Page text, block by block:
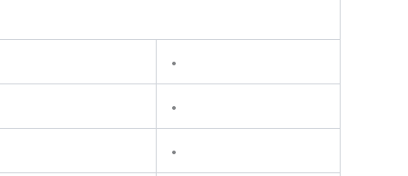
•
•
•